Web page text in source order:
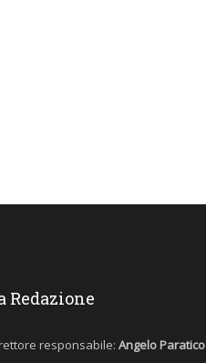
Redazione
responsabile: Angelo Paratico